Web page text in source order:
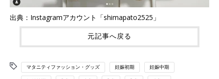
出典：Instagramアカウント「shimapato2525」
元記事へ戻る
マタニティファッション・グッズ 妊娠初期 妊娠中期